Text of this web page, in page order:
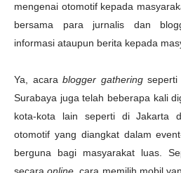
mengenai otomotif kepada
bersama para jurnalis dan
informasi ataupun berita kepada
Ya, acarablogger gatheringseperti
Surabaya juga telah beberapa kali
kota-kota lain seperti di Jakarta
otomotif yang diangkat dalam
berguna bagi masyarakat luas.